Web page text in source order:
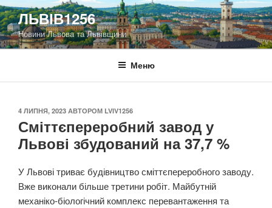
Перейти
до
вмісту
ЛЬВІВ1256
Новини Львова та Львівщини
Меню
ОПУБЛІКОВАНО
4 ЛИПНЯ, 2023 АВТОРОМ LVIV1256
Сміттєпереробний завод у
Львові збудований на 37,7 %
У Львові триває будівництво сміттєпереробного заводу.
Вже виконали більше третини робіт. Майбутній
механіко-біологічний комплекс перевантаження та